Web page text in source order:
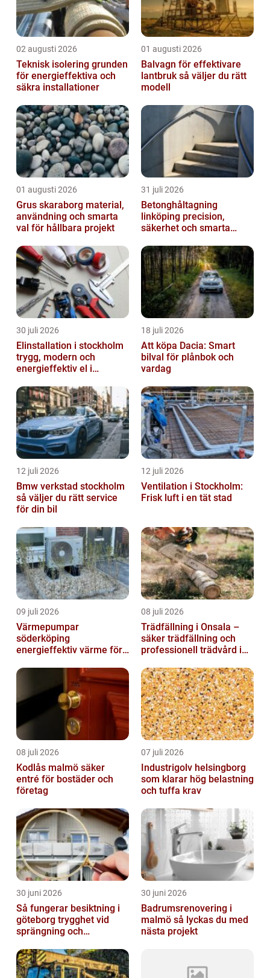
02 augusti 2026
Teknisk isolering grunden
för energieffektiva och
säkra installationer
01 augusti 2026
Balvagn för effektivare
lantbruk så väljer du rätt
modell
01 augusti 2026
Grus skaraborg material,
användning och smarta
val för hållbara projekt
31 juli 2026
Betonghåltagning
linköping precision,
säkerhet och smarta
30 juli 2026
Elinstallation i stockholm
trygg, modern och
energieffektiv el i
18 juli 2026
Att köpa Dacia: Smart
bilval för plånbok och
vardag
12 juli 2026
Bmw verkstad stockholm
så väljer du rätt service
för din bil
12 juli 2026
Ventilation i Stockholm:
Frisk luft i en tät stad
09 juli 2026
Värmepumpar
söderköping
energieffektiv värme för
08 juli 2026
Trädfällning i Onsala –
säker trädfällning och
professionell trädvård i
08 juli 2026
Kodlås malmö säker
entré för bostäder och
företag
07 juli 2026
Industrigolv helsingborg
som klarar hög belastning
och tuffa krav
30 juni 2026
Så fungerar besiktning i
göteborg trygghet vid
sprängning och
30 juni 2026
Badrumsrenovering i
malmö så lyckas du med
nästa projekt